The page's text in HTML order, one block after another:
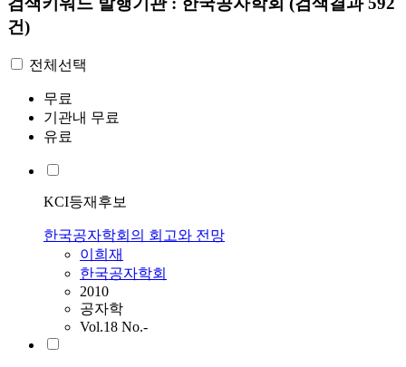
건)
전체선택
무료
기관내 무료
유료
KCI등재후보
한국공자학회의 회고와 전망
이희재
한국공자학회
2010
공자학
Vol.18 No.-